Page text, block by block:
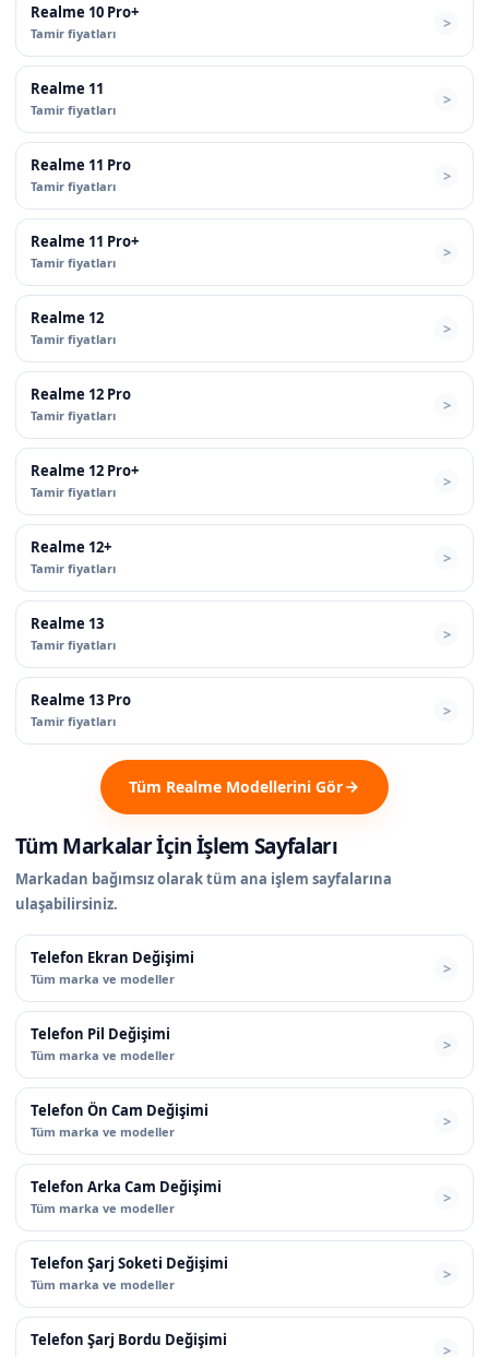
Realme 10 Pro+
Tamir fiyatları
Realme 11
Tamir fiyatları
Realme 11 Pro
Tamir fiyatları
Realme 11 Pro+
Tamir fiyatları
Realme 12
Tamir fiyatları
Realme 12 Pro
Tamir fiyatları
Realme 12 Pro+
Tamir fiyatları
Realme 12+
Tamir fiyatları
Realme 13
Tamir fiyatları
Realme 13 Pro
Tamir fiyatları
Tüm Realme Modellerini Gör
Tüm Markalar İçin İşlem Sayfaları
Markadan bağımsız olarak tüm ana işlem sayfalarına
ulaşabilirsiniz.
Telefon Ekran Değişimi
Tüm marka ve modeller
Telefon Pil Değişimi
Tüm marka ve modeller
Telefon Ön Cam Değişimi
Tüm marka ve modeller
Telefon Arka Cam Değişimi
Tüm marka ve modeller
Telefon Şarj Soketi Değişimi
Tüm marka ve modeller
Telefon Şarj Bordu Değişimi